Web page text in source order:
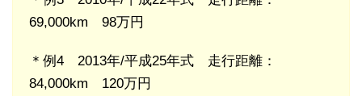
69,000km 98万円
＊例4 2013年/平成25年式 走行距離：
84,000km 120万円